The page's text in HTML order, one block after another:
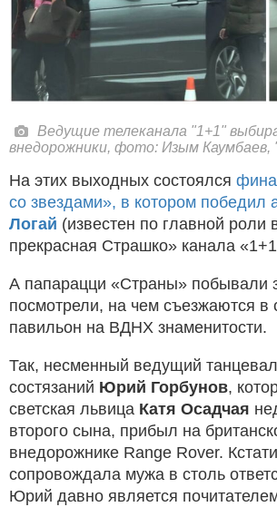
Ведущие телеканала "1+1"
внедорожники, фото: Изым
На этих выходных состоялся
со звездами», в котором победил
Логай (известен по главной роли
прекрасная Страшко» канала
А папарацци «Страны» побывали
посмотрели, на чем съезжаются в
павильон на ВДНХ знаменитости.
Так, несменный ведущий
состязаний Юрий Горбунов,
светская львица Катя Осадчая
второго сына, прибыл на
внедорожнике Range Rover.
сопровождала мужа в столь
Юрий давно является